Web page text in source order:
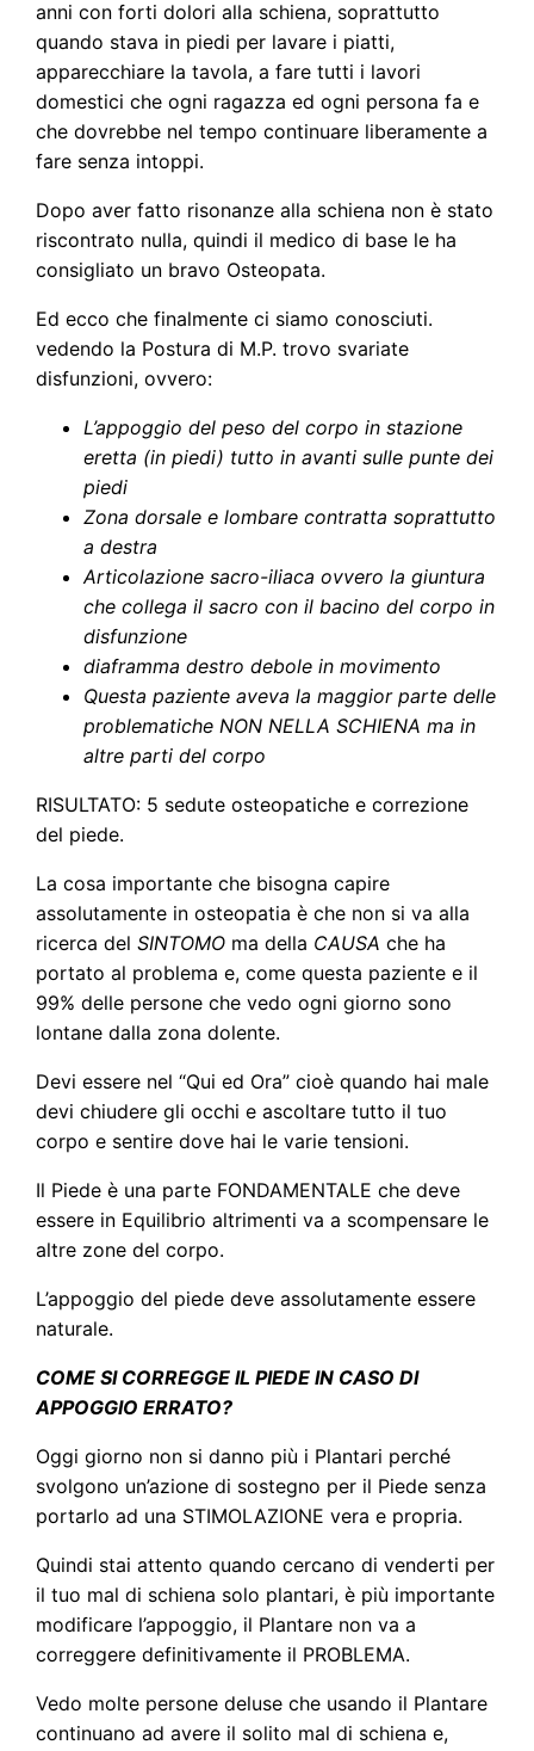
anni con forti dolori alla schiena, soprattutto
quando stava in piedi per lavare i piatti,
apparecchiare la tavola, a fare tutti i lavori
domestici che ogni ragazza ed ogni persona fa e
che dovrebbe nel tempo continuare liberamente a
fare senza intoppi.
Dopo aver fatto risonanze alla schiena non è stato
riscontrato nulla, quindi il medico di base le ha
consigliato un bravo Osteopata.
Ed ecco che finalmente ci siamo conosciuti.
vedendo la Postura di M.P. trovo svariate
disfunzioni, ovvero:
L’appoggio del peso del corpo in stazione
eretta (in piedi) tutto in avanti sulle punte dei
piedi
Zona dorsale e lombare contratta soprattutto
a destra
Articolazione sacro-iliaca ovvero la giuntura
che collega il sacro con il bacino del corpo in
disfunzione
diaframma destro debole in movimento
Questa paziente aveva la maggior parte delle
problematiche NON NELLA SCHIENA ma in
altre parti del corpo
RISULTATO: 5 sedute osteopatiche e correzione
del piede.
La cosa importante che bisogna capire
assolutamente in osteopatia è che non si va alla
ricerca delSINTOMO ma della CAUSAche ha
portato al problema e, come questa paziente e il
99% delle persone che vedo ogni giorno sono
lontane dalla zona dolente.
Devi essere nel “Qui ed Ora” cioè quando hai male
devi chiudere gli occhi e ascoltare tutto il tuo
corpo e sentire dove hai le varie tensioni.
Il Piede è una parte FONDAMENTALE che deve
essere in Equilibrio altrimenti va a scompensare le
altre zone del corpo.
L’appoggio del piede deve assolutamente essere
naturale.
COME SI CORREGGE IL PIEDE IN CASO DI
APPOGGIO ERRATO?
Oggi giorno non si danno più i Plantari perché
svolgono un’azione di sostegno per il Piede senza
portarlo ad una STIMOLAZIONE vera e propria.
Quindi stai attento quando cercano di venderti per
il tuo mal di schiena solo plantari, è più importante
modificare l’appoggio, il Plantare non va a
correggere definitivamente il PROBLEMA.
Vedo molte persone deluse che usando il Plantare
continuano ad avere il solito mal di schiena e,